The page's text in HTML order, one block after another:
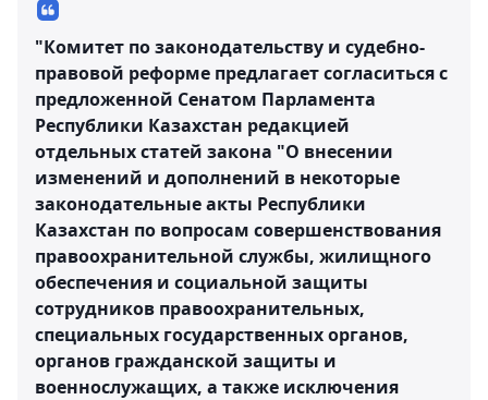
"Комитет по законодательству и судебно-
правовой реформе предлагает согласиться с
предложенной Сенатом Парламента
Республики Казахстан редакцией
отдельных статей закона "О внесении
изменений и дополнений в некоторые
законодательные акты Республики
Казахстан по вопросам совершенствования
правоохранительной службы, жилищного
обеспечения и социальной защиты
сотрудников правоохранительных,
специальных государственных органов,
органов гражданской защиты и
военнослужащих, а также исключения